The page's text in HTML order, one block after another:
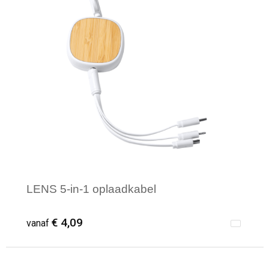
LENS 5-in-1 oplaadkabel
vanaf € 4,09